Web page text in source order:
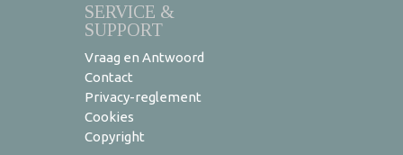
SERVICE &
SUPPORT
Vraag en Antwoord
Contact
Privacy-reglement
Cookies
Copyright